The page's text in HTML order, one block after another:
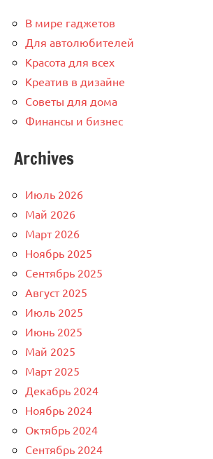
В мире гаджетов
Для автолюбителей
Красота для всех
Креатив в дизайне
Советы для дома
Финансы и бизнес
Archives
Июль 2026
Май 2026
Март 2026
Ноябрь 2025
Сентябрь 2025
Август 2025
Июль 2025
Июнь 2025
Май 2025
Март 2025
Декабрь 2024
Ноябрь 2024
Октябрь 2024
Сентябрь 2024